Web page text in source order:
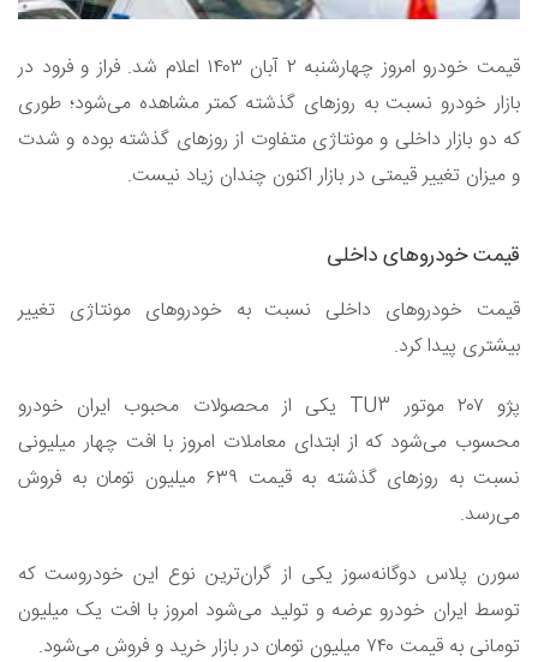
قیمت خودرو امروز چهارشنبه ۲ آبان ۱۴۰۳ اعلام شد. فراز و فرود در
بازار خودرو نسبت ‌به روز‌های گذشته کمتر مشاهده می‌شود؛ طوری
که دو بازار داخلی و مونتاژی متفاوت از روز‌های گذشته بوده و شدت
و میزان تغییر قیمتی در بازار اکنون چندان زیاد نیست.
قیمت خودرو‌های داخلی
قیمت خودرو‌های داخلی نسبت به خودرو‌های مونتاژی تغییر
بیشتری پیدا کرد.
پژو ۲۰۷ موتور TU3 یکی از محصولات محبوب ایران خودرو
محسوب می‌شود که از ابتدای معاملات امروز با افت چهار میلیونی
نسبت به ‌روزهای گذشته به قیمت ۶۳۹ میلیون تومان به فروش
می‌رسد.
سورن پلاس دوگانه‌سوز یکی از گران‌ترین نوع این خودروست که
توسط ایران خودرو عرضه و تولید می‌شود امروز با افت یک میلیون
تومانی به قیمت ۷۴۰ میلیون تومان در بازار خرید و فروش می‌شود.